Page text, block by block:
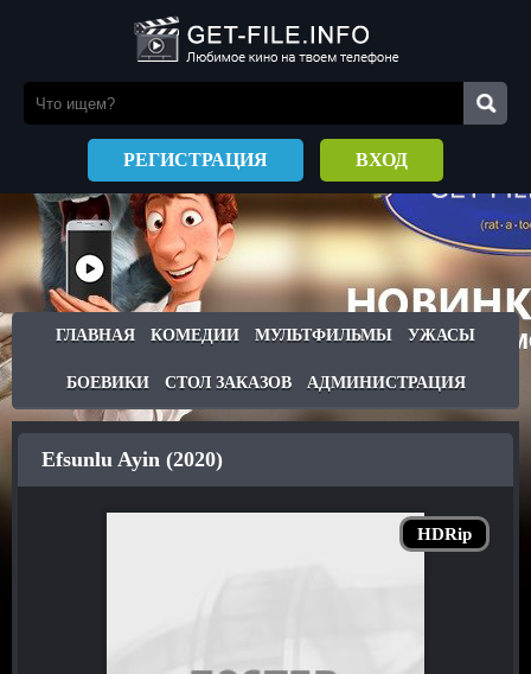
РЕГИСТРАЦИЯ ВХОД
ГЛАВНАЯ КОМЕДИИ МУЛЬТФИЛЬМЫ УЖАСЫ
БОЕВИКИ СТОЛ ЗАКАЗОВ АДМИНИСТРАЦИЯ
HDRip
Efsunlu Ayin (2020)